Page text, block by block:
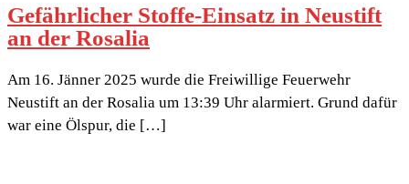
Gefährlicher Stoffe-Einsatz in Neustift
an der Rosalia
Am 16. Jänner 2025 wurde die Freiwillige Feuerwehr
Neustift an der Rosalia um 13:39 Uhr alarmiert. Grund dafür
war eine Ölspur, die […]